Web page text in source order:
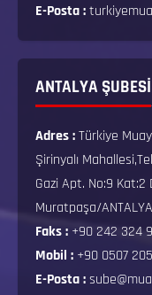
E-Posta :
ANTALYA ŞUBESİ
Adres :Türkiye
Şirinyalı
Gazi Apt. No:9
Muratpaşa/ANTALYA
Faks : +90 242 324
Mobil : +90 0507
E-Posta :